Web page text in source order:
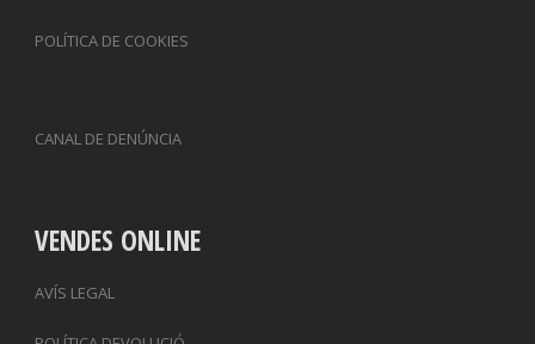
POLÍTICA DE COOKIES
CANAL DE DENÚNCIA
VENDES ONLINE
AVÍS LEGAL